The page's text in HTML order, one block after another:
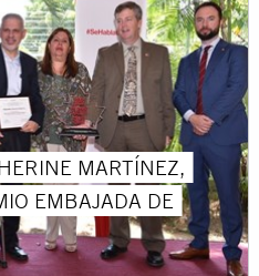
MARTÍNEZ,
EMBAJADA DE